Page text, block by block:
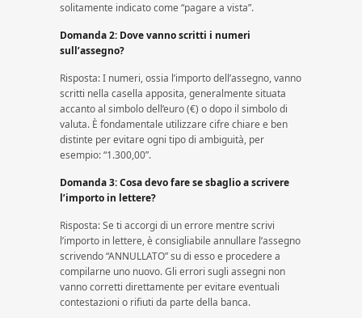
solitamente indicato come “pagare a vista”.
Domanda 2: Dove vanno scritti i numeri
sull’assegno?
Risposta: I numeri, ossia l’importo dell’assegno, vanno
scritti nella casella apposita, generalmente situata
accanto al simbolo dell’euro (€) o dopo il simbolo di
valuta. È fondamentale utilizzare cifre chiare e ben
distinte per evitare ogni tipo di ambiguità, per
esempio: “1.300,00”.
Domanda 3: Cosa devo fare se sbaglio a scrivere
l’importo in lettere?
Risposta: Se ti accorgi di un errore mentre scrivi
l’importo in lettere, è consigliabile annullare l’assegno
scrivendo “ANNULLATO” su di esso e procedere a
compilarne uno nuovo. Gli errori sugli assegni non
vanno corretti direttamente per evitare eventuali
contestazioni o rifiuti da parte della banca.